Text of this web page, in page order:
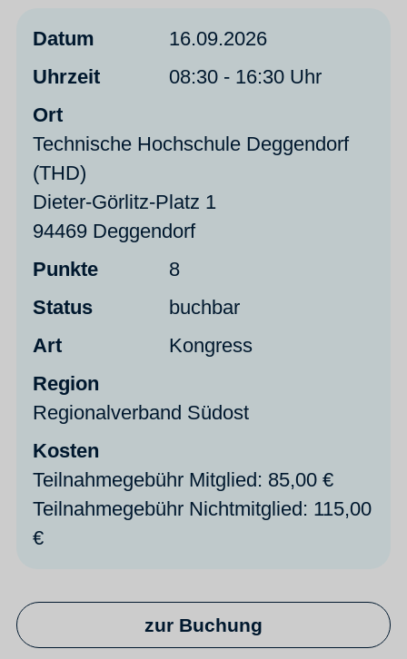
Datum
16.09.2026
Uhrzeit
08:30 - 16:30 Uhr
Ort
Technische Hochschule Deggendorf
(THD)
Dieter-Görlitz-Platz 1
94469 Deggendorf
Punkte
8
Status
buchbar
Art
Kongress
Region
Regionalverband Südost
Kosten
Teilnahmegebühr Mitglied: 85,00 €
Teilnahmegebühr Nichtmitglied: 115,00
€
zur Buchung